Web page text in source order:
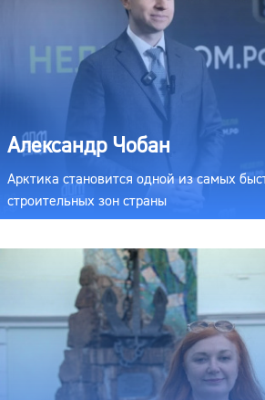
Александр Чобан
Арктика становится одной из самых
строительных зон страны